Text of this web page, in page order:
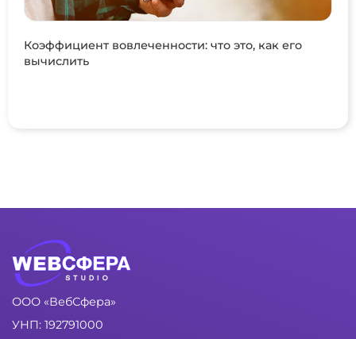
Коэффициент вовлеченности: что это, как его
вычислить
ООО «ВебСфера»
УНП: 192791000